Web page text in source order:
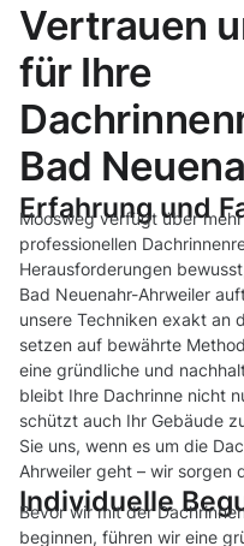
Vertrauen
für Ihre
Bad
Erfahrung und
Moosweg verfügt über
professionellen
Herausforderungen
Bad Neuenahr-Ahrweiler
unsere Techniken exakt an
setzen auf bewährte
eine gründliche und
bleibt Ihre Dachrinne nicht
schützt auch Ihr Gebäude
Sie uns, wenn es um die
Ahrweiler geht – wir sorgen
Individuelle
Bevor wir mit der
beginnen, führen wir eine